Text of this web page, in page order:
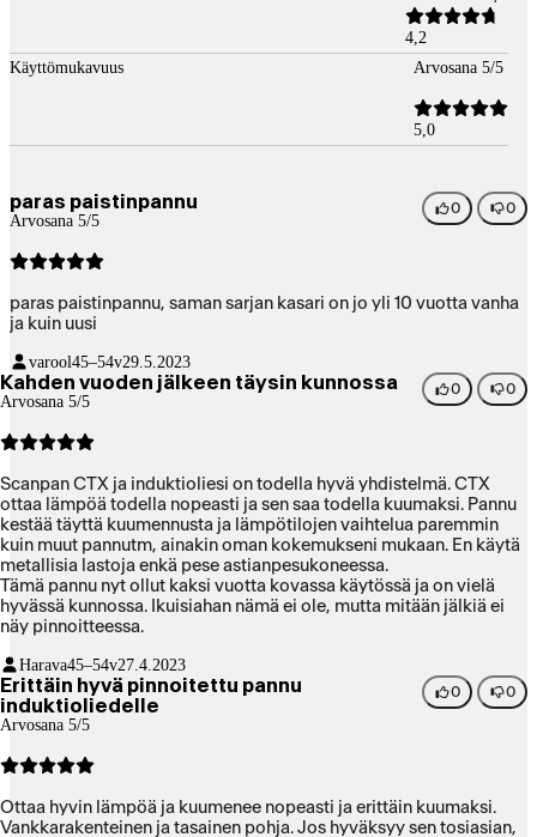
4,2
Käyttömukavuus
Arvosana 5/5
5,0
paras paistinpannu
Arvosana 5/5
0 0
paras paistinpannu, saman sarjan kasari on jo yli 10 vuotta vanha
ja kuin uusi
varool45–54v29.5.2023
Kahden vuoden jälkeen täysin kunnossa
Arvosana 5/5
0 0
Scanpan CTX ja induktioliesi on todella hyvä yhdistelmä. CTX
ottaa lämpöä todella nopeasti ja sen saa todella kuumaksi. Pannu
kestää täyttä kuumennusta ja lämpötilojen vaihtelua paremmin
kuin muut pannutm, ainakin oman kokemukseni mukaan. En käytä
metallisia lastoja enkä pese astianpesukoneessa.
Tämä pannu nyt ollut kaksi vuotta kovassa käytössä ja on vielä
hyvässä kunnossa. Ikuisiahan nämä ei ole, mutta mitään jälkiä ei
näy pinnoitteessa.
Harava45–54v27.4.2023
Erittäin hyvä pinnoitettu pannu
induktioliedelle
Arvosana 5/5
0 0
Ottaa hyvin lämpöä ja kuumenee nopeasti ja erittäin kuumaksi.
Vankkarakenteinen ja tasainen pohja. Jos hyväksyy sen tosiasian,